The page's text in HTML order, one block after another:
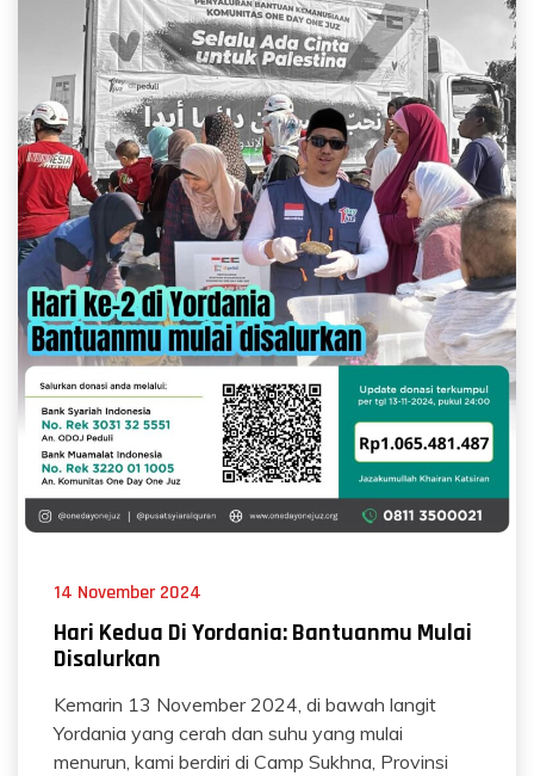
14 November 2024
Hari Kedua Di Yordania: Bantuanmu Mulai
Disalurkan
Kemarin 13 November 2024, di bawah langit
Yordania yang cerah dan suhu yang mulai
menurun, kami berdiri di Camp Sukhna, Provinsi